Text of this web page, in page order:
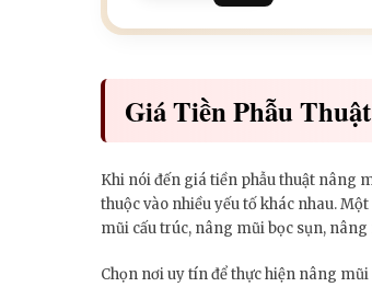
Giá Tiền Phẫu
Khi nói đến giá tiền phẫu thuật nâng
thuộc vào nhiều yếu tố khác nhau.
mũi cấu trúc, nâng mũi bọc sụn, nâng
Chọn nơi uy tín để thực hiện nâng